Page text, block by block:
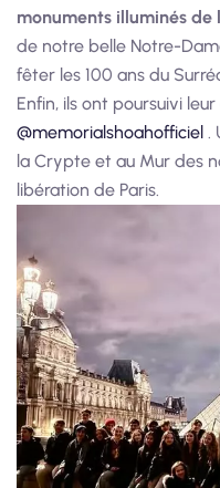
monuments illuminés
de notre belle Notre-
fêter les 100 ans du
Enfin, ils ont poursuivi
@memorialshoahofficiel .
la Crypte et au Mur des
libération de Paris.